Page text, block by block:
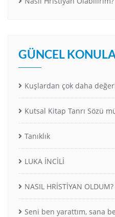
GÜNCEL
Kuşlardan çok daha
Kutsal Kitap Tanrı Sözü
Tanıklık
LUKA İNCİLİ
NASIL HRİSTİYAN
Seni ben yarattım, sana